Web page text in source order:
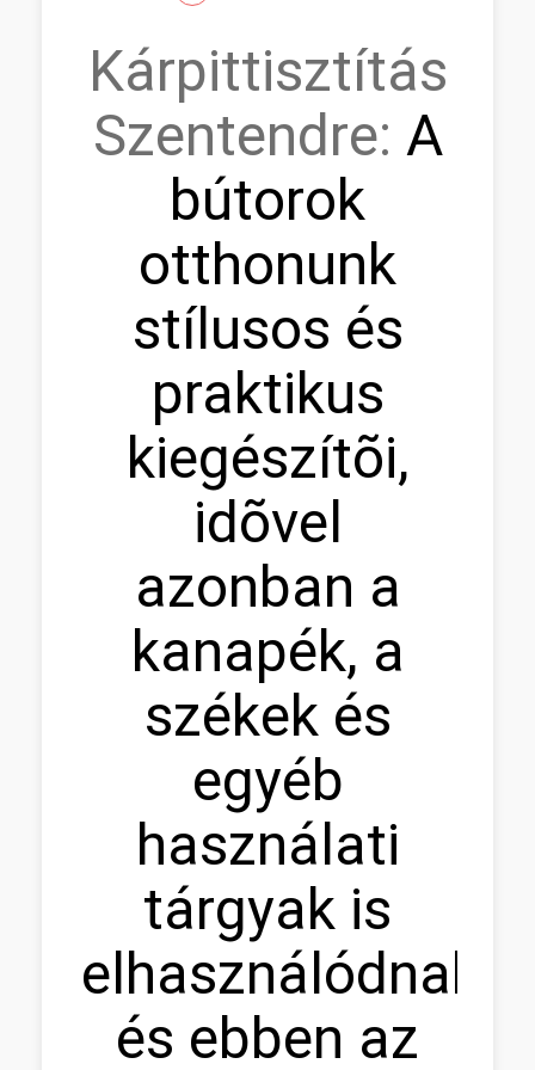
Kárpittisztítás
Szentendre: A
bútorok
otthonunk
stílusos és
praktikus
kiegészítõi,
idõvel
azonban a
kanapék, a
székek és
egyéb
használati
tárgyak is
elhasználódnak,
és ebben az